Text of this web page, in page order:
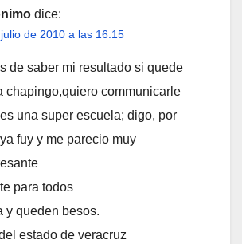
dice:
de 2010 a las 16:15
de saber mi resultado si quede
chapingo,quiero communicarle
una super escuela; digo, por
fuy y me parecio muy
para todos
y queden besos.
estado de veracruz